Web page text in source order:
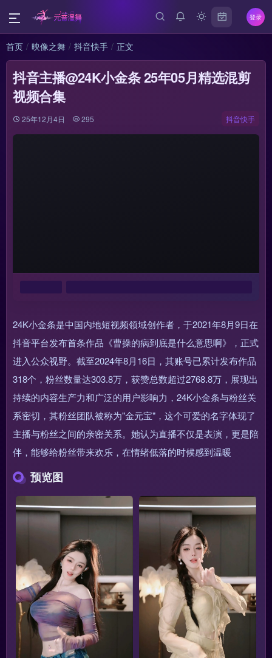
登录
首页 映像之舞 抖音快手 正文
抖音主播@24K小金条 25年05月精选混剪
视频合集
25年12月4日 295 抖音快手
24K小金条是中国内地短视频领域创作者，于2021年8月9日在
抖音平台发布首条作品《曹操的病到底是什么意思啊》，正式
进入公众视野。截至2024年8月16日，其账号已累计发布作品
318个，粉丝数量达303.8万，获赞总数超过2768.8万，展现出
持续的内容生产力和广泛的用户影响力，24K小金条与粉丝关
系密切，其粉丝团队被称为"金元宝"，这个可爱的名字体现了
主播与粉丝之间的亲密关系。她认为直播不仅是表演，更是陪
伴，能够给粉丝带来欢乐，在情绪低落的时候感到温暖
预览图